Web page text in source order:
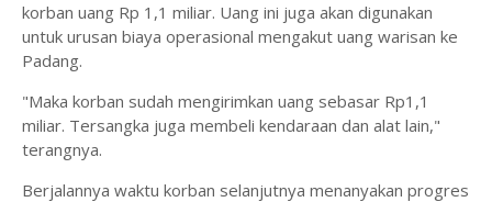
korban uang Rp 1,1 miliar. Uang ini juga akan digunakan
untuk urusan biaya operasional mengakut uang warisan ke
Padang.
"Maka korban sudah mengirimkan uang sebasar Rp1,1
miliar. Tersangka juga membeli kendaraan dan alat lain,"
terangnya.
Berjalannya waktu korban selanjutnya menanyakan progres